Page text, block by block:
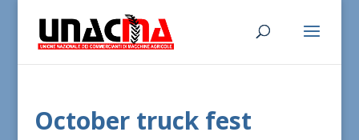
October truck fest